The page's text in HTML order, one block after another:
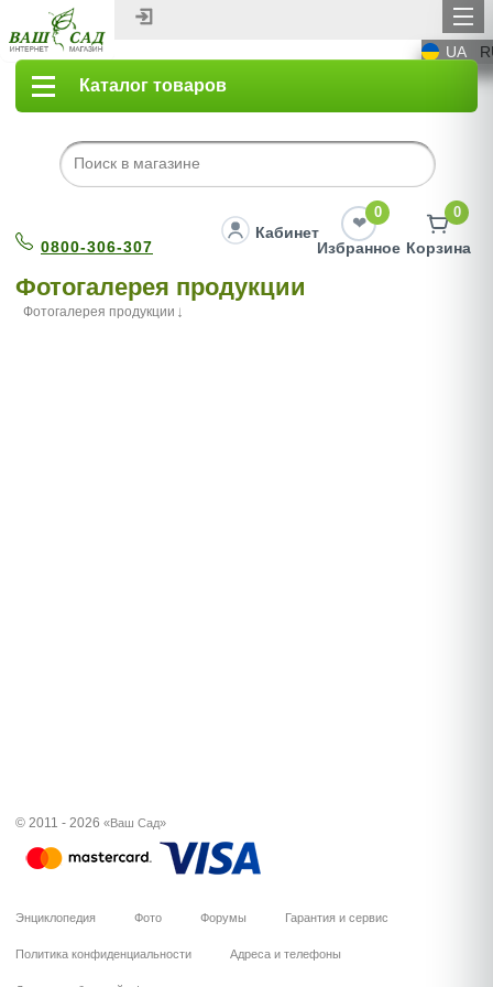
UA
Каталог товаров
0800-306-307
Кабинет
0
Избранное
0
Корзина
Фотогалерея продукции
Фотогалерея продукции
© 2011 - 2026 «Ваш Сад»
Энциклопедия Фото Форумы Гарантия и сервис
Политика конфиденциальности Адреса и телефоны